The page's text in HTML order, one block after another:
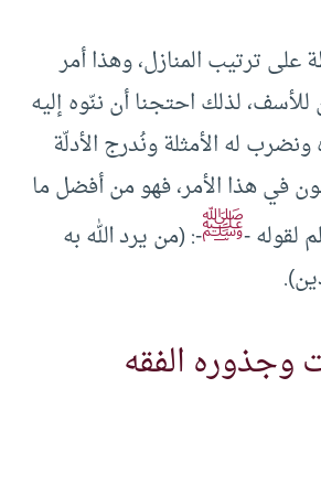
على ترتيب المنازل، وهذا أمر
لذلك احتجنا أن ننّوه إليه
له الأمثلة ونُدرج الأدلّة
في هذا الأمر، فهو من أفضل ما
لقوله -ﷺ-: (من يرد الله به
وجذوره الفقه